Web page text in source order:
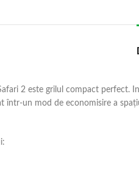
2 este grilul compact perfect.
într-un mod de economisire a